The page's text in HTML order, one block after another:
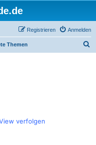
Anmelden
Registrieren
Themen
verfolgen